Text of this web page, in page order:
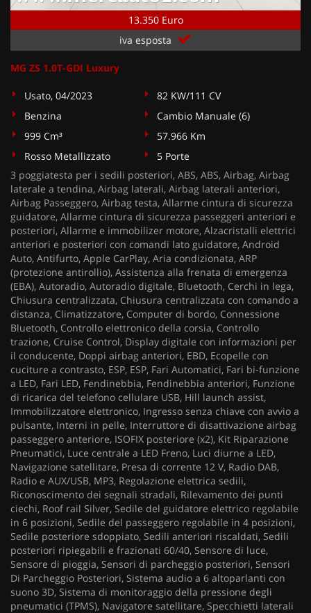
13.350 Euro
iva esposta
MG ZS 1.0T-GDI Luxury
Usato, 04/2023
82 KW/111 CV
Benzina
Cambio Manuale (6)
999 Cm³
57.966 Km
Rosso Metallizzato
5 Porte
3 poggiatesta per i sedili posteriori, ABS, ABS, Airbag, Airbag
laterale a tendina, Airbag laterali, Airbag laterali anteriori,
Airbag Passeggero, Airbag testa, Allarme cintura di sicurezza
guidatore, Allarme cintura di sicurezza passeggeri anteriori e
posteriori, Allarme e immobilizer motore, Alzacristalli elettrici
anteriori e posteriori con comandi lato guidatore, Android
Auto, Antifurto, Apple CarPlay, Aria condizionata, ARP
(protezione antirollio), Assistenza alla frenata di emergenza
(EBA), Autoradio, Autoradio digitale, Bluetooth, Cerchi in lega,
Chiusura centralizzata, Chiusura centralizzata con comando a
distanza, Climatizzatore, Computer di bordo, Connessione
Bluetooth, Controllo elettronico della corsia, Controllo
trazione, Cruise Control, Display digitale con informazioni per
il conducente, Doppi airbag anteriori, EBD, Ecopelle con
cuciture a contrasto, ESP, ESP, Fari Automatici, Fari bi-funzione
a LED, Fari LED, Fendinebbia, Fendinebbia anteriori, Funzione
di ricarica del telefono cellulare USB, Hill launch assist,
Immobilizzatore elettronico, Ingresso senza chiave con avvio a
pulsante, Interni in pelle, Interruttore di disattivazione airbag
passeggero anteriore, ISOFIX posteriore (x2), Kit Riparazione
Pneumatici, Luce centrale a LED Freno, Luci diurne a LED,
Navigazione satellitare, Presa di corrente 12 V, Radio DAB,
Radio e AUX/USB, MP3, Regolazione elettrica sedili,
Riconoscimento dei segnali stradali, Rilevamento dei punti
ciechi, Roof rail Silver, Sedile del guidatore elettrico regolabile
in 6 posizioni, Sedile del passeggero regolabile in 4 posizioni,
Sedile posteriore sdoppiato, Sedili anteriori riscaldati, Sedili
posteriori ripiegabili e frazionati 60/40, Sensore di luce,
Sensore di pioggia, Sensori di parcheggio posteriori, Sensori
Di Parcheggio Posteriori, Sistema audio a 6 altoparlanti con
suono 3D, Sistema di monitoraggio della pressione degli
pneumatici (TPMS), Navigatore satellitare, Specchietti laterali